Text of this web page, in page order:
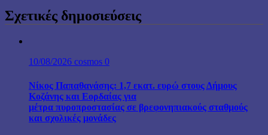
Σχετικές δημοσιεύσεις
10/08/2026 cosmos 0
Νίκος Παπαθανάσης: 1,7 εκατ. ευρώ στους Δήμους
Κοζάνης και Εορδαίας για
μέτρα πυροπροστασίας σε βρεφονηπιακούς σταθμούς
και σχολικές μονάδες